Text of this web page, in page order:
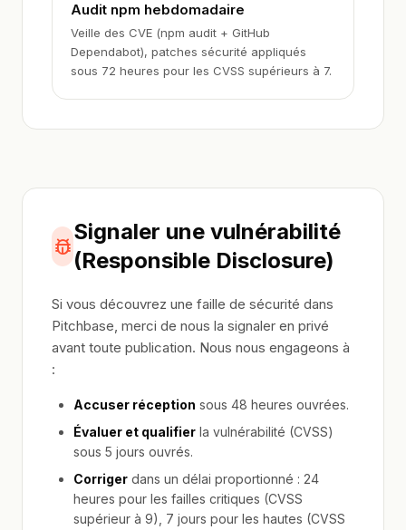
Audit npm hebdomadaire
Veille des CVE (npm audit + GitHub
Dependabot), patches sécurité appliqués
sous 72 heures pour les CVSS supérieurs à 7.
Signaler une vulnérabilité
(Responsible Disclosure)
Si vous découvrez une faille de sécurité dans
Pitchbase, merci de nous la signaler en privé
avant toute publication. Nous nous engageons à
:
Accuser réception sous 48 heures ouvrées.
Évaluer et qualifier la vulnérabilité (CVSS)
sous 5 jours ouvrés.
Corriger dans un délai proportionné : 24
heures pour les failles critiques (CVSS
supérieur à 9), 7 jours pour les hautes (CVSS